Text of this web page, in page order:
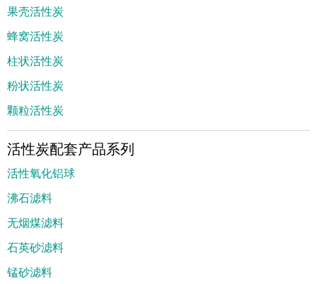
果壳活性炭
蜂窝活性炭
柱状活性炭
粉状活性炭
颗粒活性炭
活性炭配套产品系列
活性氧化铝球
沸石滤料
无烟煤滤料
石英砂滤料
锰砂滤料